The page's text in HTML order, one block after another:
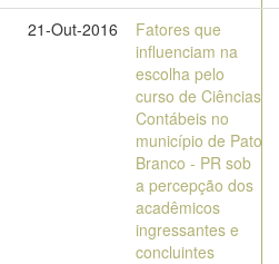
21-Out-2016
Fatores que
influenciam na
escolha pelo
curso de Ciências
Contábeis no
município de Pato
Branco - PR sob
a percepção dos
acadêmicos
ingressantes e
concluintes